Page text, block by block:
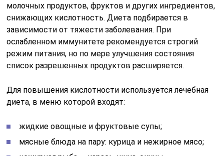
молочных продуктов, фруктов и других ингредиентов,
снижающих кислотность. Диета подбирается в
зависимости от тяжести заболевания. При
ослабленном иммунитете рекомендуется строгий
режим питания, но по мере улучшения состояния
список разрешенных продуктов расширяется.
Для повышения кислотности используется лечебная
диета, в меню которой входят:
жидкие овощные и фруктовые супы;
мясные блюда на пару: курица и нежирное мясо;